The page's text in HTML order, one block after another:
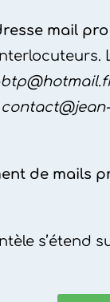
mail pro
de mails
s’étend